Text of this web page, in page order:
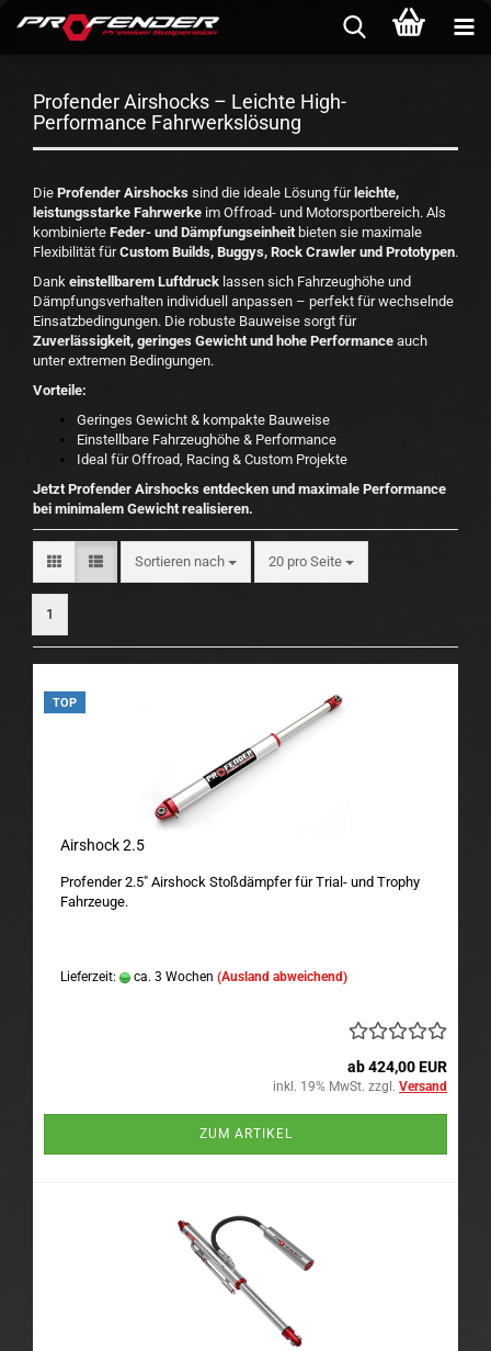
Profender Airshocks – Leichte High-
Performance Fahrwerkslösung
Die Profender Airshocks sind die ideale Lösung für leichte,
leistungsstarke Fahrwerke im Offroad- und Motorsportbereich. Als
kombinierte Feder- und Dämpfungseinheitbieten sie maximale
Flexibilität fürCustom Builds, Buggys, Rock Crawler und Prototypen.
Dank einstellbarem Luftdruck lassen sich Fahrzeughöhe und
Dämpfungsverhalten individuell anpassen – perfekt für wechselnde
Einsatzbedingungen. Die robuste Bauweise sorgt für
Zuverlässigkeit, geringes Gewicht und hohe Performance auch
unter extremen Bedingungen.
Vorteile:
Geringes Gewicht & kompakte Bauweise
Einstellbare Fahrzeughöhe & Performance
Ideal für Offroad, Racing & Custom Projekte
Jetzt Profender Airshocks entdecken und maximale Performance
bei minimalem Gewicht realisieren.
Sortieren nach
Sortieren nach 20 pro Seite
pro Seite
1
TOP
Airshock 2.5
Profender 2.5" Airshock Stoßdämpfer für Trial- und Trophy
Fahrzeuge.
Lieferzeit: ca. 3 Wochen (Ausland abweichend)
ab 424,00 EUR
inkl. 19% MwSt. zzgl. Versand
ZUM ARTIKEL